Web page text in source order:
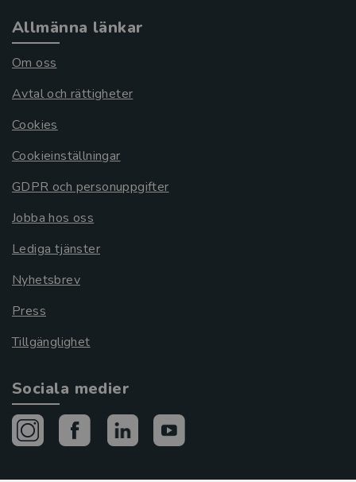
Allmänna länkar
Om oss
Avtal och rättigheter
Cookies
Cookieinställningar
GDPR och personuppgifter
Jobba hos oss
Lediga tjänster
Nyhetsbrev
Press
Tillgänglighet
Sociala medier